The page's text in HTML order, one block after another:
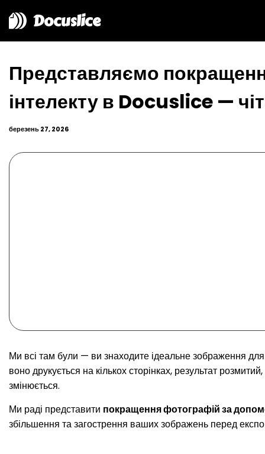
Docuslice
Представляємо
інтелекту в Docuslice —
березень 27, 2026
Ми всі там були — ви знаходите ідеальне зображення
воно друкується на кількох сторінках, результат
змінюється.
Ми раді представити покращення фотографій за
збільшення та загострення ваших зображень перед